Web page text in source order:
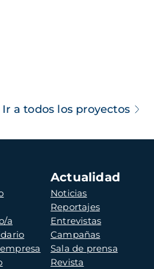
Ir a todos los proyectos
a
Actualidad
Noticias
Reportajes
Entrevistas
Campañas
Sala de prensa
Revista